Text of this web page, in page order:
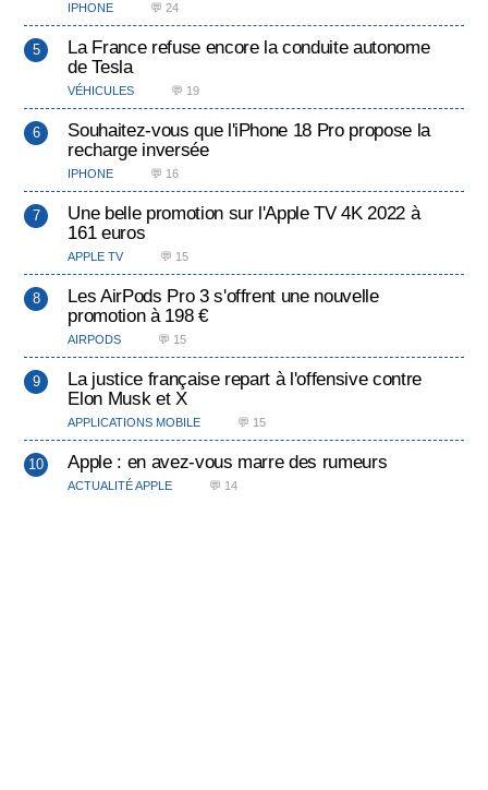
IPHONE 💬 24
La France refuse encore la conduite autonome
de Tesla
VÉHICULES 💬 19
Souhaitez-vous que l'iPhone 18 Pro propose la
recharge inversée
IPHONE 💬 16
Une belle promotion sur l'Apple TV 4K 2022 à
161 euros
APPLE TV 💬 15
Les AirPods Pro 3 s'offrent une nouvelle
promotion à 198 €
AIRPODS 💬 15
La justice française repart à l'offensive contre
Elon Musk et X
APPLICATIONS MOBILE 💬 15
Apple : en avez-vous marre des rumeurs
ACTUALITÉ APPLE 💬 14